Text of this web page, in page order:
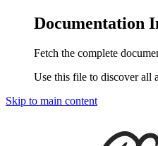
Documentation
Fetch the complete
Use this file to discover all
Skip to main content